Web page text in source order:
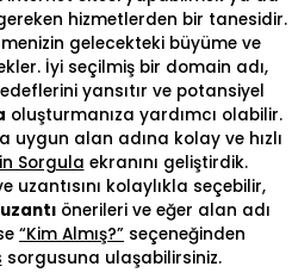
hizmetlerden bir tanesidir.
gelecekteki büyüme ve
İyi seçilmiş bir domain adı,
yansıtır ve potansiyel
oluşturmanıza yardımcı olabilir.
uygun alan adına kolay ve hızlı
Sorgula ekranını geliştirdik.
uzantısını kolaylıkla seçebilir,
uzantıönerileri ve eğer alan adı
“Kim Almış?” seçeneğinden
sorgusuna ulaşabilirsiniz.